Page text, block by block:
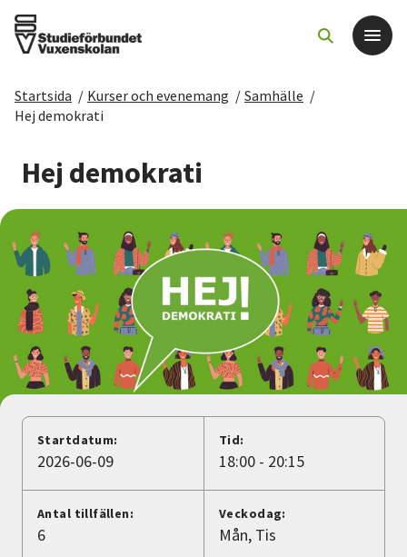
Det här gör vi
För dig som
Om SV
Starta studiecirkel
Cirkelledare
Nyheter
Avdelningar
Lyssna
Startsida / Kurser och evenemang / Samhälle /
Hej demokrati
Hej demokrati
Startdatum:
2026-06-09
Tid:
18:00 - 20:15
Antal tillfällen:
6
Veckodag:
Mån Tis